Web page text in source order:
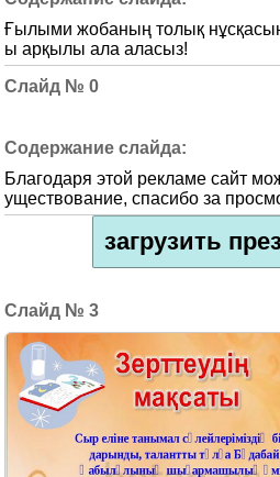
Ғылыми жобаның толық
ы арқылы ала аласыз!
0
Благодаря этой рекламе сайт
уществование, спасибо за
загрузить
3